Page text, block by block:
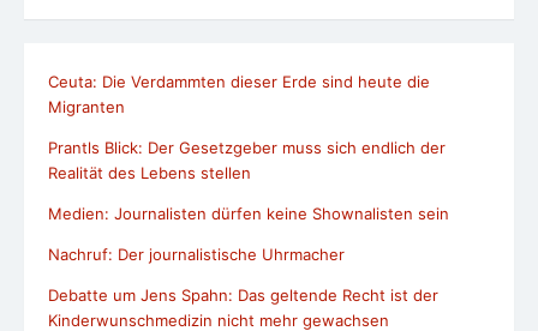
Ceuta: Die Verdammten dieser Erde sind heute die
Migranten
Prantls Blick: Der Gesetzgeber muss sich endlich der
Realität des Lebens stellen
Medien: Journalisten dürfen keine Shownalisten sein
Nachruf: Der journalistische Uhrmacher
Debatte um Jens Spahn: Das geltende Recht ist der
Kinderwunschmedizin nicht mehr gewachsen